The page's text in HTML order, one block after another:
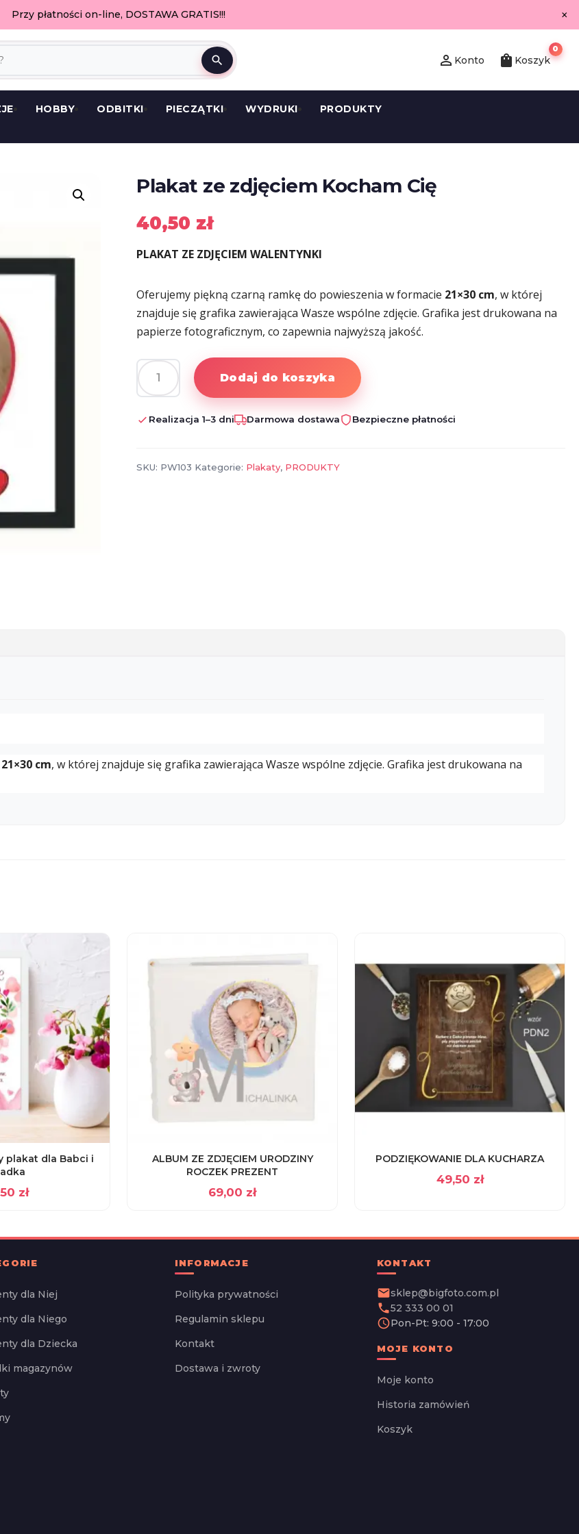
Przy płatności on-line, DOSTAWA GRATIS!!! ×
search person_outline Konto shopping_bag Koszyk
0
HOBBY ODBITKI PIECZĄTKI WYDRUKI PRODUKTY
Plakat ze zdjęciem Kocham Cię
40,50 zł
PLAKAT ZE ZDJĘCIEM WALENTYNKI
Oferujemy piękną czarną ramkę do powieszenia w formacie 21×30 cm, w której
znajduje się grafika zawierająca Wasze wspólne zdjęcie. Grafika jest drukowana na
papierze fotograficznym, co zapewnia najwyższą jakość.
ilość
Plakat
ze
Cię
Dodaj do koszyka
Realizacja 1–3 dni Darmowa dostawa Bezpieczne płatności
SKU: PW103 Kategorie: Plakaty, PRODUKTY
21×30 cm, w której znajduje się grafika zawierająca Wasze wspólne zdjęcie. Grafika jest drukowana na
plakat dla Babci i
zł
ALBUM ZE ZDJĘCIEM URODZINY
ROCZEK PREZENT
69,00 zł
PODZIĘKOWANIE DLA KUCHARZA
49,50 zł
dla Niej
dla Niego
dla Dziecka
magazynów
INFORMACJE
Polityka prywatności
Regulamin sklepu
Kontakt
Dostawa i zwroty
KONTAKT
emailsklep@bigfoto.com.pl
phone52 333 00 01
schedulePon-Pt: 9:00 - 17:00
MOJE KONTO
Moje konto
Historia zamówień
Koszyk